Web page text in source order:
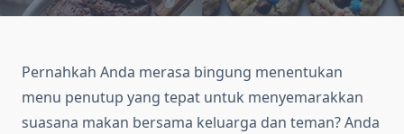
Pernahkah Anda merasa bingung menentukan
menu penutup yang tepat untuk menyemarakkan
suasana makan bersama keluarga dan teman? Anda